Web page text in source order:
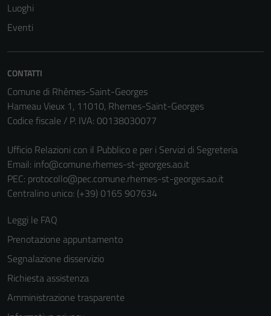
Luoghi
Eventi
CONTATTI
Comune di Rhêmes-Saint-Georges
Hameau Vieux 1, 11010, Rhemes-Saint-Georges
Codice fiscale / P. IVA: 00138030077
Ufficio Relazioni con il Pubblico e per i Servizi di Segreteria
Email: info@comune.rhemes-st-georges.ao.it
PEC: protocollo@pec.comune.rhemes-st-georges.ao.it
Centralino unico: (+39) 0165 907634
Leggi le FAQ
Prenotazione appuntamento
Segnalazione disservizio
Richiesta assistenza
Amministrazione trasparente